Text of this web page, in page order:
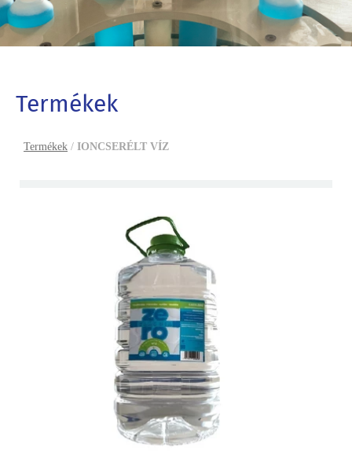
Termékek
Termékek / IONCSERÉLT VÍZ